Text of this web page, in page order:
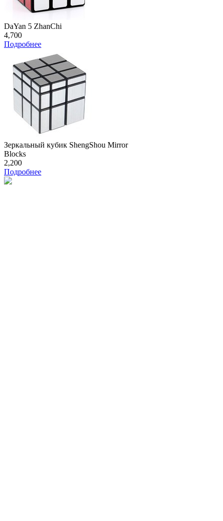
DaYan 5 ZhanChi
4,700
Подробнее
Зеркальный кубик ShengShou Mirror
Blocks
2,200
Подробнее